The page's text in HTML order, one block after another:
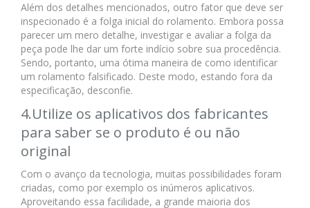
Além dos detalhes mencionados, outro fator que deve ser
inspecionado é a folga inicial do rolamento. Embora possa
parecer um mero detalhe, investigar e avaliar a folga da
peça pode lhe dar um forte indício sobre sua procedência.
Sendo, portanto, uma ótima maneira de como identificar
um rolamento falsificado. Deste modo, estando fora da
especificação, desconfie.
4.Utilize os aplicativos dos fabricantes
para saber se o produto é ou não
original
Com o avanço da tecnologia, muitas possibilidades foram
criadas, como por exemplo os inúmeros aplicativos.
Aproveitando essa facilidade, a grande maioria dos